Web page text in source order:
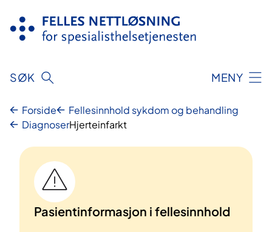
innhold
SØK MENY
Forside
Fellesinnhold sykdom og behandling
DiagnoserHjerteinfarkt
Pasientinformasjon i fellesinnhold